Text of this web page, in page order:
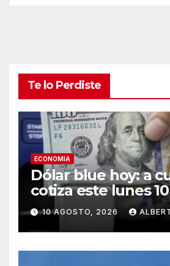
Te lo Perdiste
ECONOMIA
Dólar blue hoy: a
cotiza este lunes
agosto
10 AGOSTO, 2026